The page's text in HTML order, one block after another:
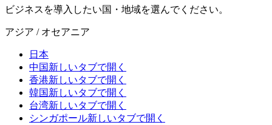
ビジネスを導入したい国・地域を選んでください。
アジア / オセアニア
日本
中国新しいタブで開く
香港新しいタブで開く
韓国新しいタブで開く
台湾新しいタブで開く
シンガポール新しいタブで開く